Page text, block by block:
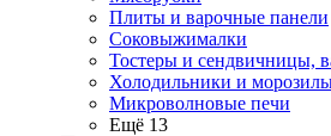
Плиты и варочные панели
Соковыжималки
Тостеры и сендвичницы,
Холодильники и
Микроволновые печи
Ещё 13